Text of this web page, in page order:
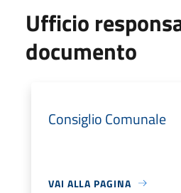
Ufficio
documento
Consiglio Comunale
VAI ALLA PAGINA